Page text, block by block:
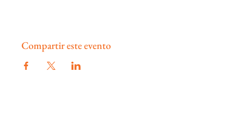
Compartir este evento